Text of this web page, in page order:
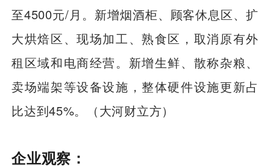
至4500元/月。新增烟酒柜、顾客休息区、扩
大烘焙区、现场加工、熟食区，取消原有外
租区域和电商经营。新增生鲜、散称杂粮、
卖场端架等设备设施，整体硬件设施更新占
比达到45%。（大河财立方）
企业观察：